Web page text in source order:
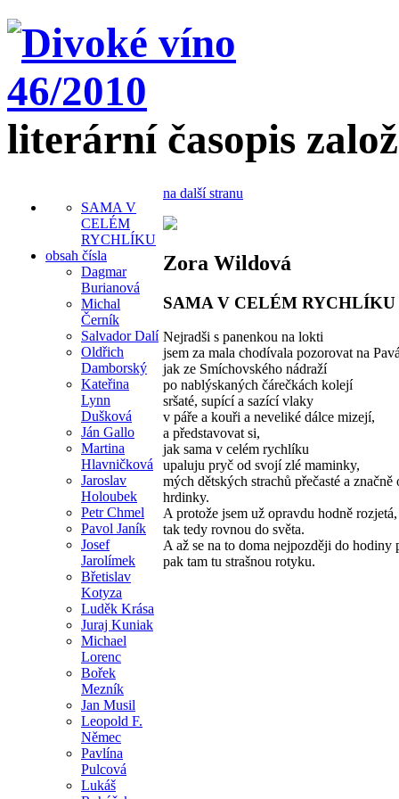
literární časopis
SAMA V
CELÉM
RYCHLÍKU
obsah čísla
Dagmar
Burianová
Michal
Černík
Salvador Dalí
Oldřich
Damborský
Kateřina
Lynn
Dušková
Ján Gallo
Martina
Hlavničková
Jaroslav
Holoubek
Petr Chmel
Pavol Janík
Josef
Jarolímek
Břetislav
Kotyza
Luděk Krása
Juraj Kuniak
Michael
Lorenc
Bořek
Mezník
Jan Musil
Leopold F.
Němec
Pavlína
Pulcová
Lukáš
na další stranu
Zora Wildová
SAMA V CELÉM RYCHLÍKU
Nejradši s panenkou na lokti
jsem za mala chodívala pozorovat na
jak ze Smíchovského nádraží
po nablýskaných čárečkách kolejí
sršaté, supící a sazící vlaky
v páře a kouři a neveliké dálce mizejí,
a představovat si,
jak sama v celém rychlíku
upaluju pryč od svojí zlé maminky,
mých dětských strachů přečasté a značně
hrdinky.
A protože jsem už opravdu hodně rozjetá,
tak tedy rovnou do světa.
A až se na to doma nejpozději do hodiny
pak tam tu strašnou rotyku.